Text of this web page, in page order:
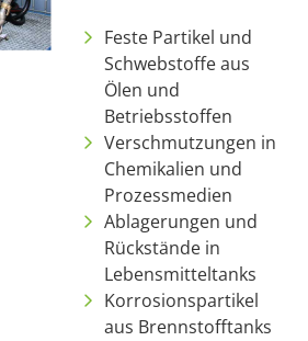
Feste Partikel und
Schwebstoffe aus
Ölen und
Betriebsstoffen
Verschmutzungen in
Chemikalien und
Prozessmedien
Ablagerungen und
Rückstände in
Lebensmitteltanks
Korrosionspartikel
aus Brennstofftanks